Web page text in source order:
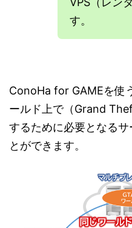
す。
ConoHa for GAMEを使
ールド上で（Grand
するために必要となる
とができます。